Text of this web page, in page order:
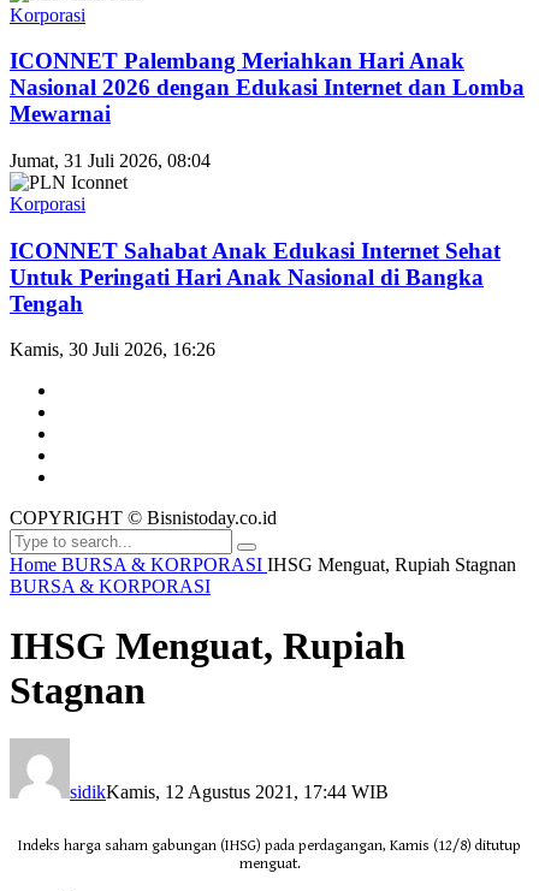
Korporasi
ICONNET Palembang Meriahkan Hari Anak
Nasional 2026 dengan Edukasi Internet dan Lomba
Mewarnai
Jumat, 31 Juli 2026, 08:04
Korporasi
ICONNET Sahabat Anak Edukasi Internet Sehat
Untuk Peringati Hari Anak Nasional di Bangka
Tengah
Kamis, 30 Juli 2026, 16:26
COPYRIGHT © Bisnistoday.co.id
Home BURSA & KORPORASI IHSG Menguat, Rupiah Stagnan
BURSA & KORPORASI
IHSG Menguat, Rupiah
Stagnan
sidikKamis, 12 Agustus 2021, 17:44 WIB
Indeks harga saham gabungan (IHSG) pada perdagangan, Kamis (12/8) ditutup
menguat.